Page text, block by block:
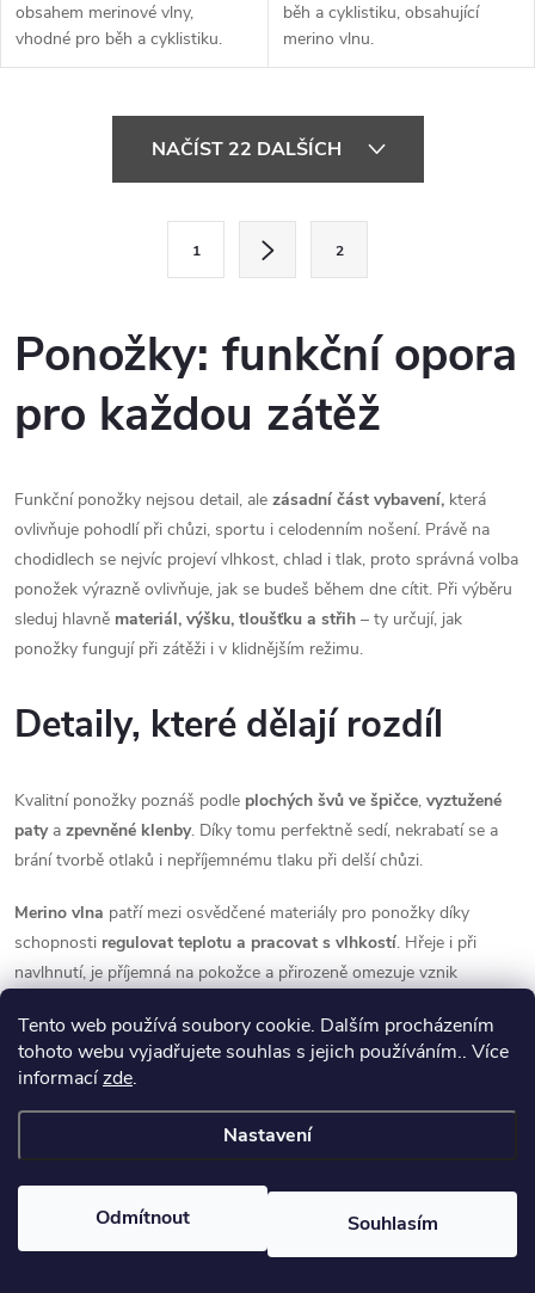
Tento web používá soubory cookie. Dalším procházením
tohoto webu vyjadřujete souhlas s jejich používáním.. Více
informacízde.
Nastavení
Odmítnout Souhlasím
obsahem merinové vlny,
vhodné pro běh a cyklistiku.
běh a cyklistiku, obsahující
merino vlnu.
d
a
c
p
r
v
k
y
ý
p
i
s
u
NAČÍST 22 DALŠÍCH
á
n
k
o
á
n
í
1 2
Ponožky: funkční opora
pro každou zátěž
Funkční ponožky nejsou detail, ale zásadní část vybavení, která
ovlivňuje pohodlí při chůzi, sportu i celodenním nošení. Právě na
chodidlech se nejvíc projeví vlhkost, chlad i tlak, proto správná volba
ponožek výrazně ovlivňuje, jak se budeš během dne cítit. Při výběru
sleduj hlavně materiál, výšku, tloušťku a střih – ty určují, jak
ponožky fungují při zátěži i v klidnějším režimu.
Detaily, které dělají rozdíl
Kvalitní ponožky poznáš podle plochých švů ve špičce, vyztužené
patya zpevněné klenby. Díky tomu perfektně sedí, nekrabatí se a
brání tvorbě otlaků i nepříjemnému tlaku při delší chůzi.
Merino vlna patří mezi osvědčené materiály pro ponožky díky
schopnosti regulovat teplotu a pracovat s vlhkostí. Hřeje i při
navlhnutí, je příjemná na pokožce a přirozeně omezuje vznik
U sportovnějších modelů se uplatňují lehké a prodyšné materiálové
kombinace , které podporují
suchu při vyšší zátěži. Rozdíly mezi jednotlivými provedeními
vycházejí z tloušťky materiálu a celkové stavby ponožky – od
Na vícedenní akce se vyplatí mítdva páry – jeden na pochod, druhý